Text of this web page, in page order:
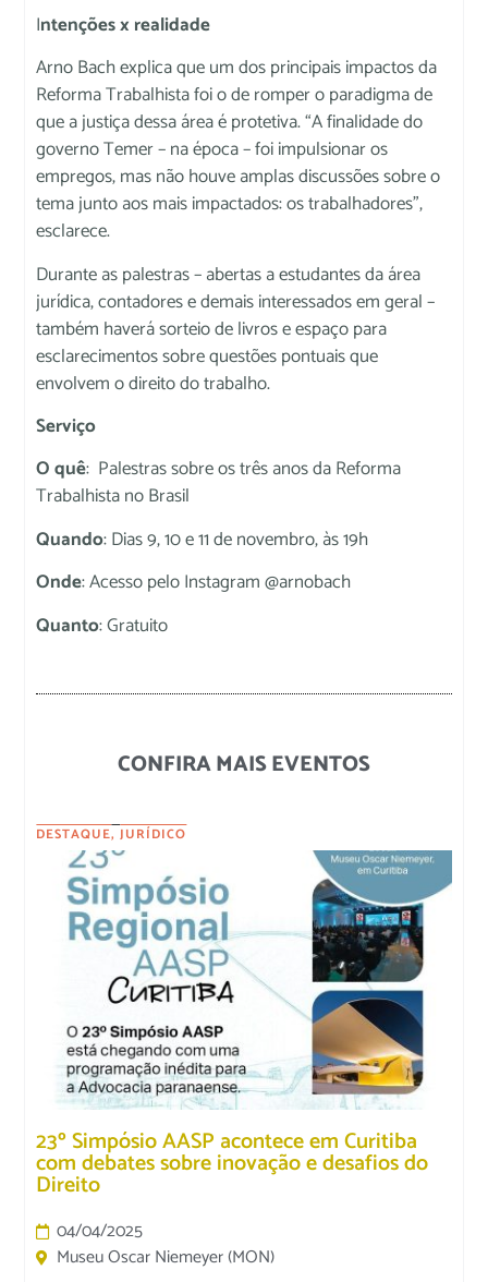
Intenções x realidade
Arno Bach explica que um dos principais impactos da
Reforma Trabalhista foi o de romper o paradigma de
que a justiça dessa área é protetiva. “A finalidade do
governo Temer – na época – foi impulsionar os
empregos, mas não houve amplas discussões sobre o
tema junto aos mais impactados: os trabalhadores”,
esclarece.
Durante as palestras – abertas a estudantes da área
jurídica, contadores e demais interessados em geral –
também haverá sorteio de livros e espaço para
esclarecimentos sobre questões pontuais que
envolvem o direito do trabalho.
Serviço
O quê: Palestras sobre os três anos da Reforma
Trabalhista no Brasil
Quando: Dias 9, 10 e 11 de novembro, às 19h
Onde: Acesso pelo Instagram @arnobach
Quanto: Gratuito
CONFIRA MAIS EVENTOS
DESTAQUE,JURÍDICO
23º Simpósio AASP acontece em Curitiba
com debates sobre inovação e desafios do
Direito
04/04/2025
Museu Oscar Niemeyer (MON)